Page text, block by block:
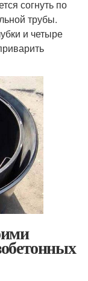
согнуть по
трубы.
и четыре